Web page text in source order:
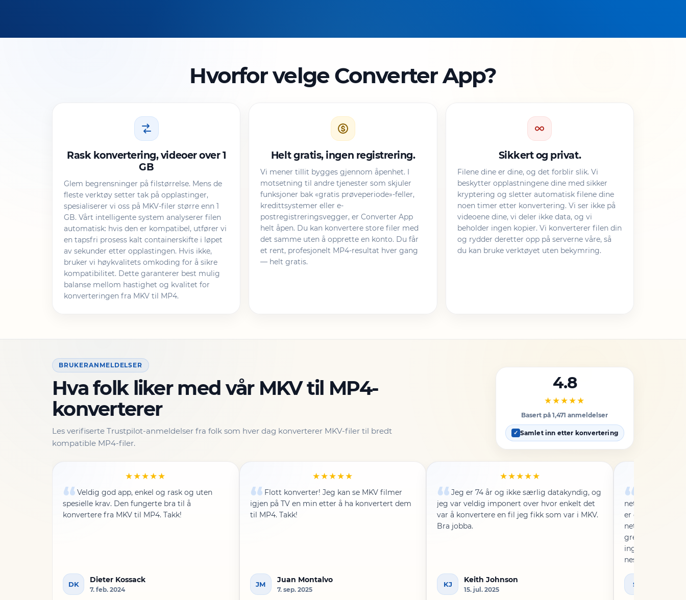
Hvorfor velge Converter App?
Rask konvertering, videoer over 1
GB
Glem begrensninger på filstørrelse. Mens de
fleste verktøy setter tak på opplastinger,
spesialiserer vi oss på MKV-filer større enn 1
GB. Vårt intelligente system analyserer filen
automatisk: hvis den er kompatibel, utfører vi
en tapsfri prosess kalt containerskifte i løpet
av sekunder etter opplastingen. Hvis ikke,
bruker vi høykvalitets omkoding for å sikre
kompatibilitet. Dette garanterer best mulig
balanse mellom hastighet og kvalitet for
konverteringen fra MKV til MP4.
Helt gratis, ingen registrering.
Vi mener tillit bygges gjennom åpenhet. I
motsetning til andre tjenester som skjuler
funksjoner bak «gratis prøveperiode»-feller,
kredittsystemer eller e-
postregistreringsvegger, er Converter App
helt åpen. Du kan konvertere store filer med
det samme uten å opprette en konto. Du får
et rent, profesjonelt MP4-resultat hver gang
— helt gratis.
Sikkert og privat.
Filene dine er dine, og det forblir slik. Vi
beskytter opplastningene dine med sikker
kryptering og sletter automatisk filene dine
noen timer etter konvertering. Vi ser ikke på
videoene dine, vi deler ikke data, og vi
beholder ingen kopier. Vi konverterer filen din
og rydder deretter opp på serverne våre, så
du kan bruke verktøyet uten bekymring.
BRUKERANMELDELSER
Hva folk liker med vår MKV til MP4-
konverterer
Les verifiserte Trustpilot-anmeldelser fra folk som hver dag konverterer MKV-filer til bredt
kompatible MP4-filer.
4.8
★★★★★
Basert på 1,471 anmeldelser
✓ Samlet inn etter konvertering
★★★★★
Veldig god app, enkel og rask og uten
spesielle krav. Den fungerte bra til å
konvertere fra MKV til MP4. Takk!
DK
Dieter Kossack
7. feb. 2024
★★★★★
Flott konverter! Jeg kan se MKV filmer
igjen på TV en min etter å ha konvertert dem
til MP4. Takk!
JM
Juan Montalvo
7. sep. 2025
★★★★★
Jeg er 74 år og ikke særlig datakyndig, og
jeg var veldig imponert over hvor enkelt det
var å konvertere en fil jeg fikk som var i MKV.
Bra jobba.
KJ
Keith Johnson
15. jul. 2025
nettstedet jeg
er det beste jeg
nettstedet jeg
grense på fem
ingen
nesten en time
jeg kunne spille
men jeg måtte
S